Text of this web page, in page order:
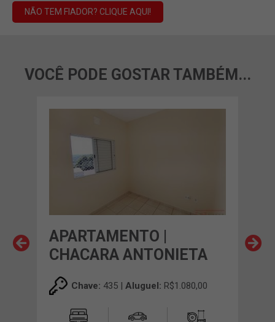
NÃO TEM FIADOR? CLIQUE AQUI!
VOCÊ PODE GOSTAR TAMBÉM...
APARTAMENTO |
CHACARA ANTONIETA
Chave: 435 | Aluguel: R$1.080,00